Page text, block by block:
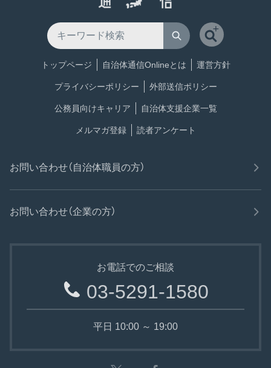
トップページ 自治体通信Onlineとは 運営方針
プライバシーポリシー 外部送信ポリシー
公務員向けキャリア 自治体支援企業一覧
メルマガ登録 読者アンケート
お問い合わせ（自治体職員の方）
お問い合わせ（企業の方）
お電話でのご相談
03-5291-1580
平日 10:00 ～ 19:00